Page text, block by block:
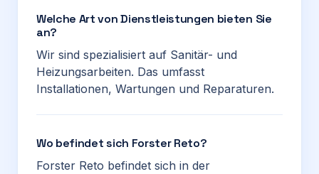
Welche Art von Dienstleistungen bieten Sie
an?
Wir sind spezialisiert auf Sanitär- und
Heizungsarbeiten. Das umfasst
Installationen, Wartungen und Reparaturen.
Wo befindet sich Forster Reto?
Forster Reto befindet sich in der